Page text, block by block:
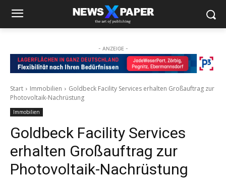
- ANZEIGE -
Start Immobilien
Goldbeck Facility Services erhalten Großauftrag zur
Photovoltaik-Nachrüstung
Immobilien
Goldbeck Facility Services
erhalten Großauftrag zur
Photovoltaik-Nachrüstung